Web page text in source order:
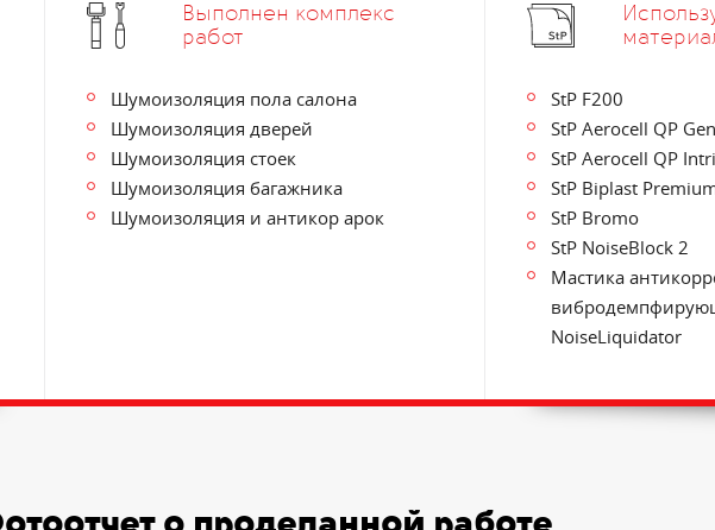
Выполнен комплекс
работ
Шумоизоляция пола салона
Шумоизоляция дверей
Шумоизоляция стоек
Шумоизоляция багажника
Шумоизоляция и антикор арок
StP F200
StP Aerocell QP
StP Aerocell QP
StP Biplast
StP Bromo
StP NoiseBlock 2
Мастика
NoiseLiquidator